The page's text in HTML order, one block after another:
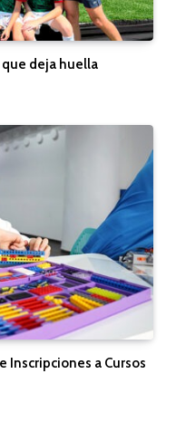
deja huella
Inscripciones a Cursos